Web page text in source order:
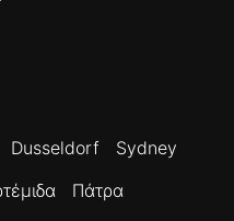
Dusseldorf
Sydney
Πάτρα